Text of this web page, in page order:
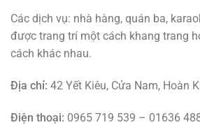
Các dịch vụ: nhà hàng, quán ba,
được trang trí một cách khang trang
cách khác nhau.
Địa chỉ: 42 Yết Kiêu, Cửa Nam, Hoàn
Điện thoại: 0965 719 539 – 01636